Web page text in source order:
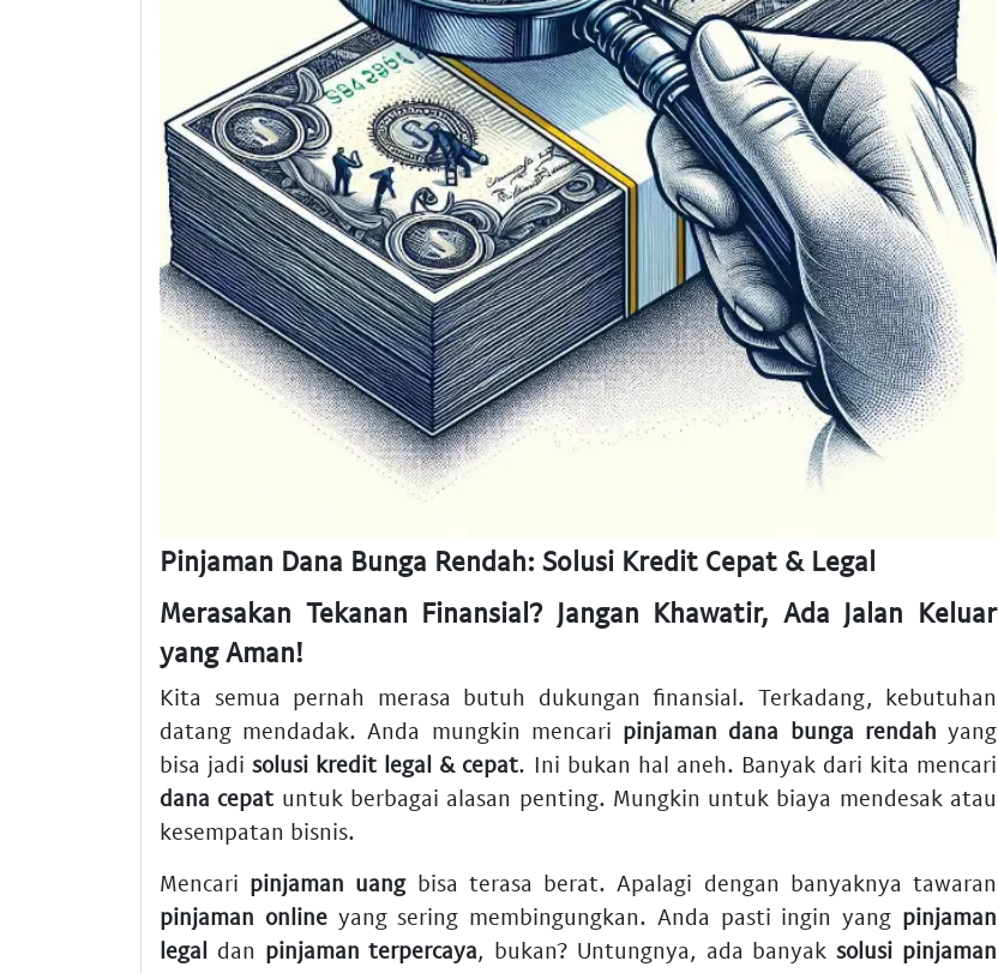
Pinjaman Dana Bunga Rendah: Solusi Kredit Cepat & Legal
Merasakan Tekanan Finansial? Jangan Khawatir, Ada Jalan Keluar
yang Aman!
Kita semua pernah merasa butuh dukungan finansial. Terkadang, kebutuhan
datang mendadak. Anda mungkin mencari pinjaman dana bunga rendah yang
bisa jadisolusi kredit legal & cepat. Ini bukan hal aneh. Banyak dari kita mencari
dana cepat untuk berbagai alasan penting. Mungkin untuk biaya mendesak atau
kesempatan bisnis.
Mencari pinjaman uangbisa terasa berat. Apalagi dengan banyaknya tawaran
pinjaman onlineyang sering membingungkan. Anda pasti ingin yang pinjaman
legal dan pinjaman terpercaya, bukan? Untungnya, ada banyaksolusi pinjaman